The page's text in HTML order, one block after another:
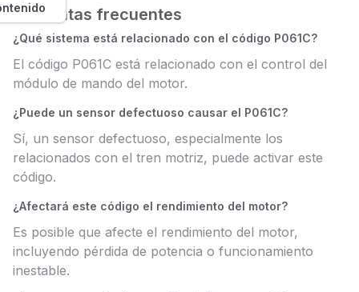
Preguntas frecuentes
¿Qué sistema está relacionado con el código P061C?
El código P061C está relacionado con el control del
módulo de mando del motor.
¿Puede un sensor defectuoso causar el P061C?
Sí, un sensor defectuoso, especialmente los
relacionados con el tren motriz, puede activar este
código.
¿Afectará este código el rendimiento del motor?
Es posible que afecte el rendimiento del motor,
incluyendo pérdida de potencia o funcionamiento
inestable.